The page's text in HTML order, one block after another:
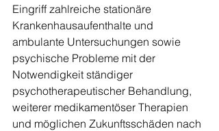
Eingriff zahlreiche stationäre
Krankenhausaufenthalte und
ambulante Untersuchungen sowie
psychische Probleme mit der
Notwendigkeit ständiger
psychotherapeutischer Behandlung,
weiterer medikamentöser Therapien
und möglichen Zukunftsschäden nach